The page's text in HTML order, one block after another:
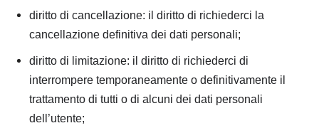
diritto di cancellazione: il diritto di richiederci la
cancellazione definitiva dei dati personali;
diritto di limitazione: il diritto di richiederci di
interrompere temporaneamente o definitivamente il
trattamento di tutti o di alcuni dei dati personali
dell’utente;